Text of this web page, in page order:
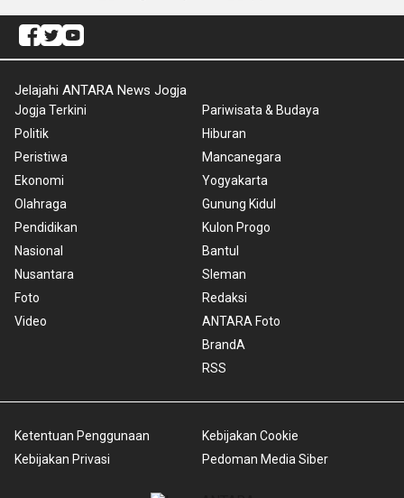
Jelajahi ANTARA News Jogja
Jogja Terkini
Politik
Peristiwa
Ekonomi
Olahraga
Pendidikan
Nasional
Nusantara
Foto
Video
Pariwisata & Budaya
Hiburan
Mancanegara
Yogyakarta
Gunung Kidul
Kulon Progo
Bantul
Sleman
Redaksi
ANTARA Foto
BrandA
RSS
Ketentuan Penggunaan
Kebijakan Privasi
Kebijakan Cookie
Pedoman Media Siber